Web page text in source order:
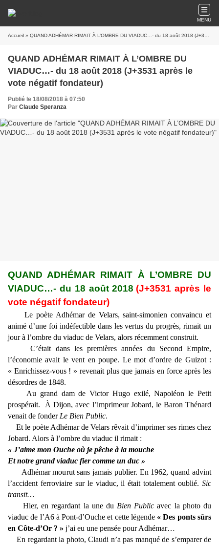
MENU
Accueil » QUAND ADHÉMAR RIMAIT À L’OMBRE DU VIADUC…- du 18 août 2018 (J+3531 après le vote négatif fondateur)
QUAND ADHÉMAR RIMAIT À L’OMBRE DU
VIADUC…- du 18 août 2018 (J+3531 après le
vote négatif fondateur)
Publié le 18/08/2018 à 07:50
Par Claude Speranza
QUAND ADHÉMAR RIMAIT À L’OMBRE DU
VIADUC…- du 18 août 2018 (J+3531 après le
vote négatif fondateur)
Le poète Adhémar de Velars, saint-simonien convaincu et
animé d’une foi indéfectible dans les vertus du progrès, rimait un
jour à l’ombre du viaduc de Velars, alors récemment construit.
C’était dans les premières années du Second Empire,
l’économie avait le vent en poupe. Le mot d’ordre de Guizot :
« Enrichissez-vous ! » revenait plus que jamais en force après les
désordres de 1848.
Au grand dam de Victor Hugo exilé, Napoléon le Petit
prospérait. À Dijon, avec l’imprimeur Jobard, le Baron Thénard
venait de fonder Le Bien Public.
Et le poète Adhémar de Velars rêvait d’imprimer ses rimes chez
Jobard. Alors à l’ombre du viaduc il rimait :
« J’aime mon Ouche où je pêche à la mouche
Et notre grand viaduc fier comme un duc »
Adhémar mourut sans jamais publier. En 1962, quand advint
l’accident ferroviaire sur le viaduc, il était totalement oublié. Sic
transit…
Hier, en regardant la une du Bien Public avec la photo du
viaduc de l’A6 à Pont-d’Ouche et cette légende « Des ponts sûrs
en Côte-d’Or ? » j’ai eu une pensée pour Adhémar…
En regardant la photo, Claudi n’a pas manqué de s’emparer de